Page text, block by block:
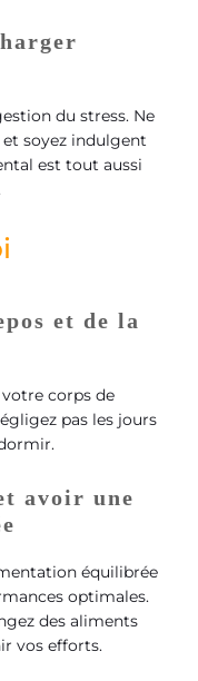
du stress. Ne
soyez indulgent
est tout aussi
et de la
corps de
pas les jours
avoir une
équilibrée
optimales.
des aliments
vos efforts.